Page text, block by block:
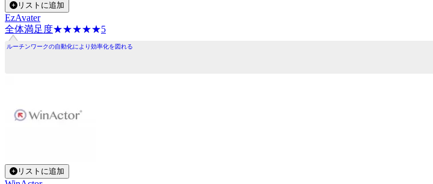
リストに追加
EzAvater
全体満足度☆☆☆☆☆
★★★★★5
ルーチンワークの自動化により効率化を図れる
リストに追加